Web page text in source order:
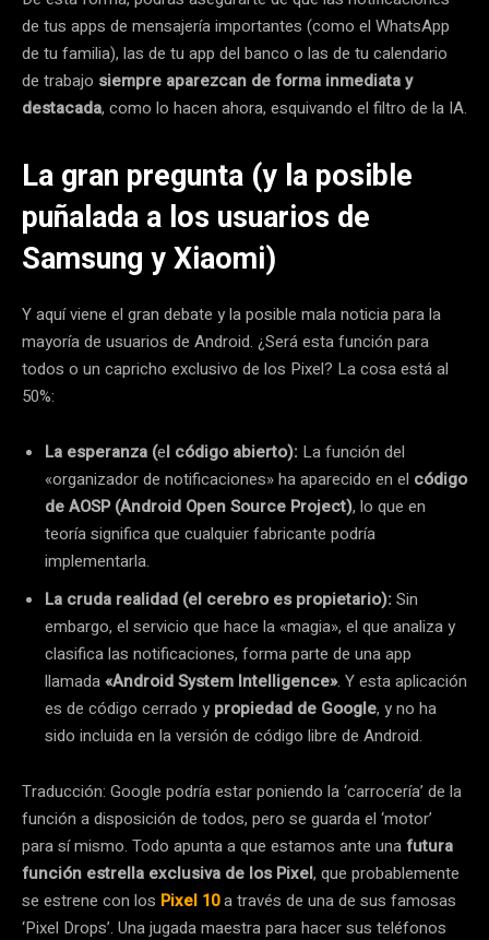
de tus apps de mensajería importantes (como el WhatsApp
de tu familia), las de tu app del banco o las de tu calendario
de trabajo siempre aparezcan de forma inmediata y
destacada, como lo hacen ahora, esquivando el filtro de la IA.
La gran pregunta (y la posible
puñalada a los usuarios de
Samsung y Xiaomi)
Y aquí viene el gran debate y la posible mala noticia para la
mayoría de usuarios de Android. ¿Será esta función para
todos o un capricho exclusivo de los Pixel? La cosa está al
50%:
La esperanza (el código abierto): La función del
«organizador de notificaciones» ha aparecido en el código
de AOSP (Android Open Source Project), lo que en
teoría significa que cualquier fabricante podría
implementarla.
La cruda realidad (el cerebro es propietario):Sin
embargo, el servicio que hace la «magia», el que analiza y
clasifica las notificaciones, forma parte de una app
llamada«Android System Intelligence». Y esta aplicación
es de código cerrado y propiedad de Google, y no ha
sido incluida en la versión de código libre de Android.
Traducción: Google podría estar poniendo la ‘carrocería’ de la
función a disposición de todos, pero se guarda el ‘motor’
para sí mismo. Todo apunta a que estamos ante unafutura
función estrella exclusiva de los Pixel, que probablemente
se estrene con los Pixel 10a través de una de sus famosas
‘Pixel Drops’. Una jugada maestra para hacer sus teléfonos